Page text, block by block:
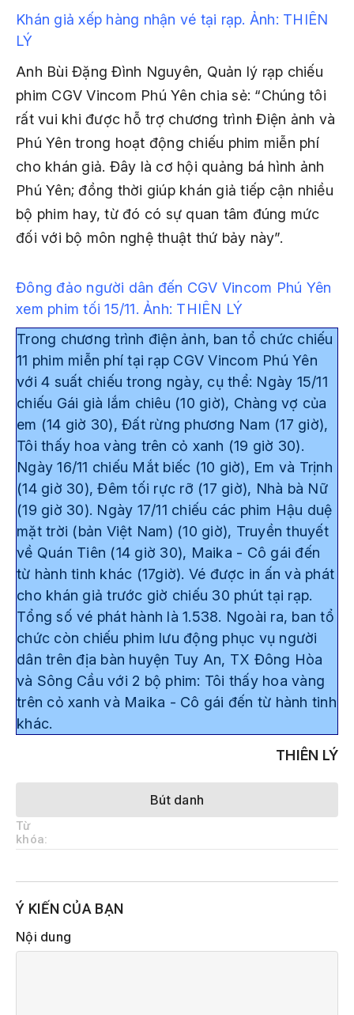
Khán giả xếp hàng nhận vé tại rạp. Ảnh: THIÊN
LÝ
Anh Bùi Đặng Đình Nguyên, Quản lý rạp chiếu
phim CGV Vincom Phú Yên chia sẻ: “Chúng tôi
rất vui khi được hỗ trợ chương trình Điện ảnh và
Phú Yên trong hoạt động chiếu phim miễn phí
cho khán giả. Đây là cơ hội quảng bá hình ảnh
Phú Yên; đồng thời giúp khán giả tiếp cận nhiều
bộ phim hay, từ đó có sự quan tâm đúng mức
đối với bộ môn nghệ thuật thứ bảy này”.
Đông đảo người dân đến CGV Vincom Phú Yên
xem phim tối 15/11. Ảnh: THIÊN LÝ
Trong chương trình điện ảnh, ban tổ chức chiếu
11 phim miễn phí tại rạp CGV Vincom Phú Yên
với 4 suất chiếu trong ngày, cụ thể: Ngày 15/11
chiếu Gái già lắm chiêu (10 giờ), Chàng vợ của
em (14 giờ 30), Đất rừng phương Nam (17 giờ),
Tôi thấy hoa vàng trên cỏ xanh (19 giờ 30).
Ngày 16/11 chiếu Mắt biếc (10 giờ), Em và Trịnh
(14 giờ 30),Đêm tối rực rỡ (17 giờ), Nhà bà Nữ
(19 giờ 30). Ngày 17/11 chiếu các phim Hậu duệ
mặt trời (bản Việt Nam) (10 giờ), Truyền thuyết
về Quán Tiên (14 giờ 30), Maika - Cô gái đến
từ hành tinh khác (17giờ). Vé được in ấn và phát
cho khán giả trước giờ chiếu 30 phút tại rạp.
Tổng số vé phát hành là 1.538. Ngoài ra, ban tổ
chức còn chiếu phim lưu động phục vụ người
dân trên địa bàn huyện Tuy An, TX Đông Hòa
và Sông Cầu với 2 bộ phim: Tôi thấy hoa vàng
trên cỏ xanhvà Maika - Cô gái đến từ hành tinh
khác.
THIÊN LÝ
Bút danh
Từ
khóa:
Ý KIẾN CỦA BẠN
Nội dung